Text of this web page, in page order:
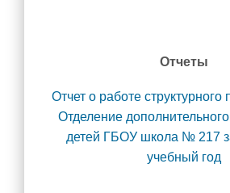
Психолого-педагогическое
Психолого-педагогический
Служба медиации
Медицинский кабинет
Отчеты
Отчет о работе структурного
Отделение
детей ГБОУ школа № 217
учебный год